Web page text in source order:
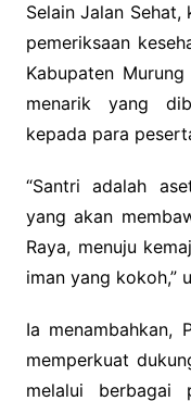
Selain Jalan
pemeriksaan
Kabupaten
menarik yang
kepada para
“Santri adalah
yang akan
Raya, menuju
iman yang kokoh,”
Ia menambahkan,
memperkuat
melalui berbagai